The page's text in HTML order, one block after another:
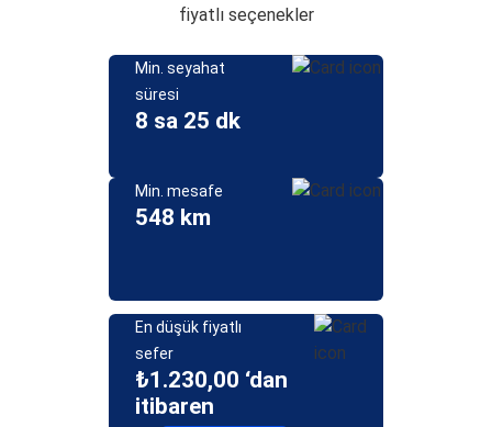
fiyatlı seçenekler
Min. seyahat
süresi
8 sa 25 dk
Min. mesafe
548 km
En düşük fiyatlı
sefer
₺1.230,00 ‘dan
itibaren